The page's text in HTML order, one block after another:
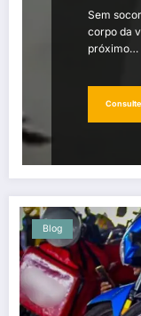
Sem
corpo da
próximo…
Blog